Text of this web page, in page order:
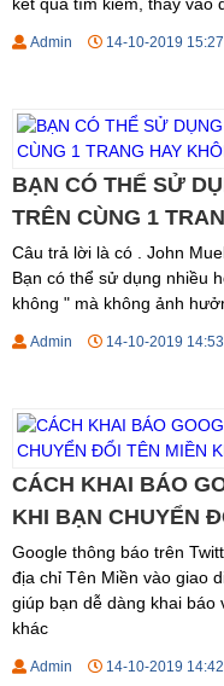
Admin 14-10-2019 15:27
BẠN CÓ THỂ SỬ
TRÊN CÙNG 1
Câu trả lời là có . John
Bạn có thể sử dụng nhiều
không " mà không ảnh
Admin 14-10-2019 14:53
CÁCH KHAI BÁO
KHI BẠN CHUYỂN
Google thông báo trên
địa chỉ Tên Miền vào giao
giúp bạn dễ dàng khai báo
khác
Admin 14-10-2019 14:42